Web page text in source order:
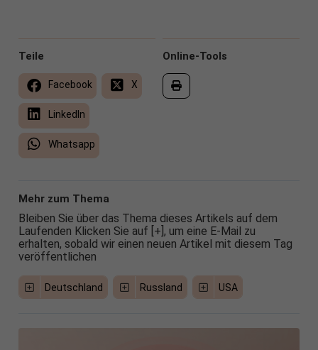
Online-Tools
Teile
Facebook X
LinkedIn
Whatsapp
Mehr zum Thema
Bleiben Sie über das Thema dieses Artikels auf dem
Laufenden Klicken Sie auf [+], um eine E-Mail zu
erhalten, sobald wir einen neuen Artikel mit diesem Tag
veröffentlichen
Deutschland Russland USA